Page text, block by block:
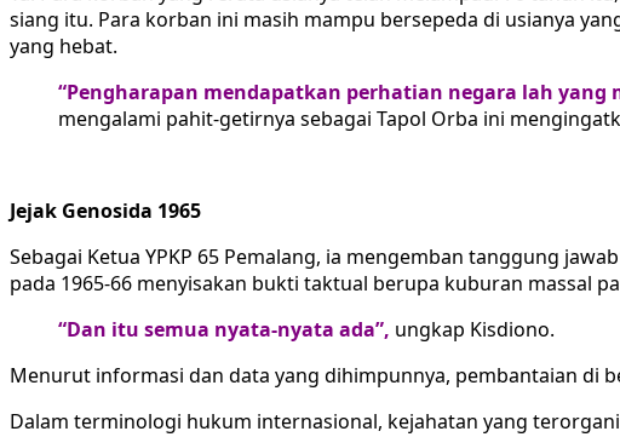
siang itu. Para korban ini masih mampu bersepeda di usianya
yang hebat.
“Pengharapan mendapatkan perhatian negara lah yang
mengalami pahit-getirnya sebagai Tapol Orba ini
Jejak Genosida 1965
Sebagai Ketua YPKP 65 Pemalang, ia mengemban tanggung
pada 1965-66 menyisakan bukti taktual berupa kuburan massal
“Dan itu semua nyata-nyata ada”, ungkap Kisdiono.
Menurut informasi dan data yang dihimpunnya, pembantaian di
Dalam terminologi hukum internasional, kejahatan yang